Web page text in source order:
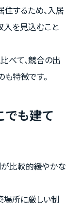
するため、入居
入を見込むこと
べて、競合の出
特徴です。
でも建て
比較的緩やかな
場所に厳しい制